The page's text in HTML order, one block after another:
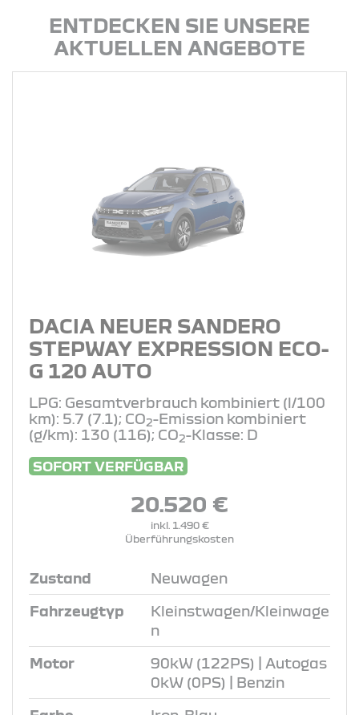
ENTDECKEN SIE UNSERE
AKTUELLEN ANGEBOTE
DACIA NEUER SANDERO
STEPWAY EXPRESSION ECO-
G 120 AUTO
LPG: Gesamtverbrauch kombiniert (l/100
km): 5.7 (7.1); CO2-Emission kombiniert
(g/km): 130 (116); CO2-Klasse: D
SOFORT VERFÜGBAR
20.520 €
inkl. 1.490 €
Überführungskosten
Zustand Neuwagen
Fahrzeugtyp
Kleinstwagen/Kleinwage
n
Motor
90kW (122PS) | Autogas
0kW (0PS) | Benzin